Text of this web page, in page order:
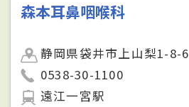
森本耳鼻咽喉科
静岡県袋井市上山梨1-8-6
0538-30-1100
遠江一宮駅